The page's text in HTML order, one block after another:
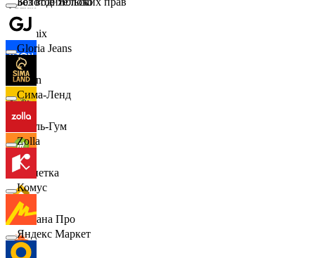
Demix
Ozon
Бубль-Гум
Монетка
Лемана Про
Gloria Jeans
Сима-Ленд
Zolla
Комус
Яндекс Маркет